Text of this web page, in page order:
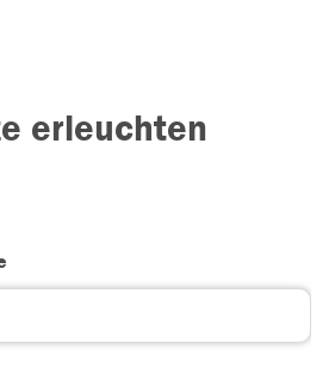
erleuchten